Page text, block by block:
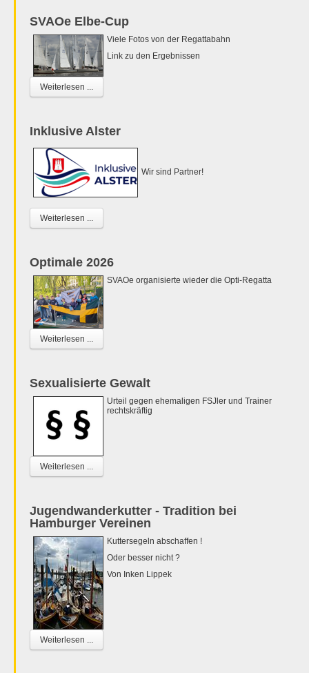
SVAOe Elbe-Cup
Viele Fotos von der Regattabahn
Link zu den Ergebnissen
Weiterlesen ...
Inklusive Alster
Wir sind Partner!
Weiterlesen ...
Optimale 2026
SVAOe organisierte wieder die Opti-Regatta
Weiterlesen ...
Sexualisierte Gewalt
Urteil gegen ehemaligen FSJler und Trainer
rechtskräftig
Weiterlesen ...
Jugendwanderkutter - Tradition bei
Hamburger Vereinen
Kuttersegeln abschaffen !
Oder besser nicht ?
Von Inken Lippek
Weiterlesen ...